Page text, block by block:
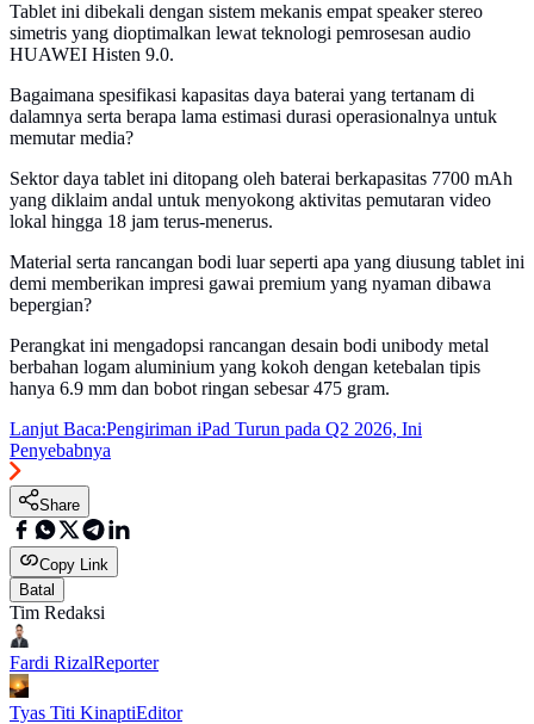
Tablet ini dibekali dengan sistem mekanis empat speaker stereo
simetris yang dioptimalkan lewat teknologi pemrosesan audio
HUAWEI Histen 9.0.
Bagaimana spesifikasi kapasitas daya baterai yang tertanam di
dalamnya serta berapa lama estimasi durasi operasionalnya untuk
memutar media?
Sektor daya tablet ini ditopang oleh baterai berkapasitas 7700 mAh
yang diklaim andal untuk menyokong aktivitas pemutaran video
lokal hingga 18 jam terus-menerus.
Material serta rancangan bodi luar seperti apa yang diusung tablet ini
demi memberikan impresi gawai premium yang nyaman dibawa
bepergian?
Perangkat ini mengadopsi rancangan desain bodi unibody metal
berbahan logam aluminium yang kokoh dengan ketebalan tipis
hanya 6.9 mm dan bobot ringan sebesar 475 gram.
Lanjut Baca:Pengiriman iPad Turun pada Q2 2026, Ini
Penyebabnya
Share
Copy Link
Batal
Tim Redaksi
Fardi RizalReporter
Tyas Titi KinaptiEditor